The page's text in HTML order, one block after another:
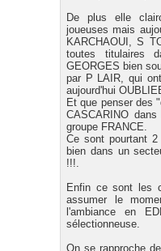
De plus elle
joueuses mais
KARCHAOUI, S
toutes titulaires
GEORGES bien
par P LAIR, qui
aujourd'hui
Et que penser des
CASCARINO
groupe FRANCE.
Ce sont pourtant
bien dans un
!!!.
Enfin ce sont les
assumer le
l'ambiance en
sélectionneuse.
On se rapproche